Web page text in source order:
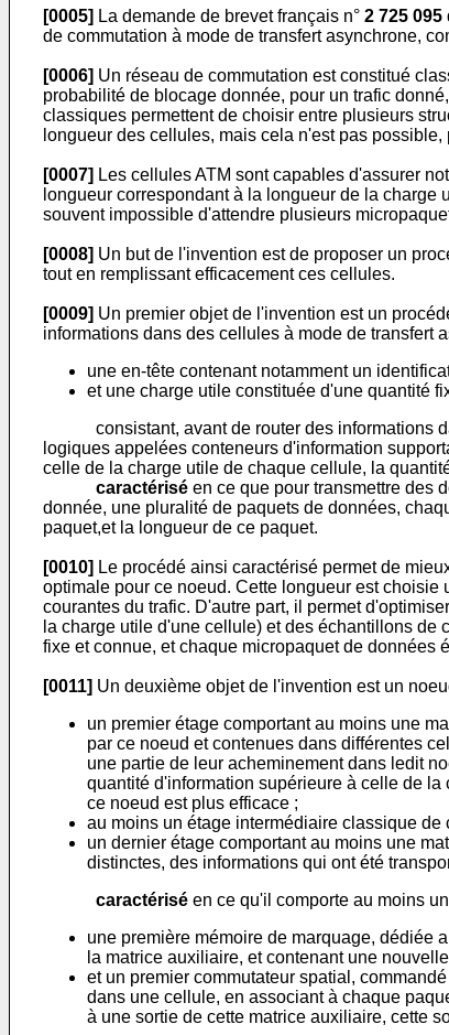
[0005] La demande de brevet français n° 2 725 095
de commutation à mode de transfert asynchrone,
[0006] Un réseau de commutation est constitué
probabilité de blocage donnée, pour un trafic
classiques permettent de choisir entre plusieurs
longueur des cellules, mais cela n'est pas
[0007] Les cellules ATM sont capables d'assurer
longueur correspondant à la longueur de la
souvent impossible d'attendre plusieurs
[0008] Un but de l'invention est de proposer un
tout en remplissant efficacement ces cellules.
[0009] Un premier objet de l'invention est un
informations dans des cellules à mode de transfert
une en-tête contenant notamment un
et une charge utile constituée d'une quantité
consistant, avant de router des informations
logiques appelées conteneurs d'information
celle de la charge utile de chaque cellule, la
caractérisé en ce que pour transmettre des
donnée, une pluralité de paquets de données,
paquet,et la longueur de ce paquet.
[0010] Le procédé ainsi caractérisé permet de
optimale pour ce noeud. Cette longueur est
courantes du trafic. D'autre part, il permet
la charge utile d'une cellule) et des échantillons
fixe et connue, et chaque micropaquet de données
[0011] Un deuxième objet de l'invention est un
un premier étage comportant au moins une
par ce noeud et contenues dans différentes
une partie de leur acheminement dans ledit
quantité d'information supérieure à celle de
ce noeud est plus efficace ;
au moins un étage intermédiaire classique
un dernier étage comportant au moins une
distinctes, des informations qui ont été
caractérisé en ce qu'il comporte au moins
une première mémoire de marquage, dédiée
la matrice auxiliaire, et contenant une
et un premier commutateur spatial,
dans une cellule, en associant à chaque
à une sortie de cette matrice auxiliaire, cette